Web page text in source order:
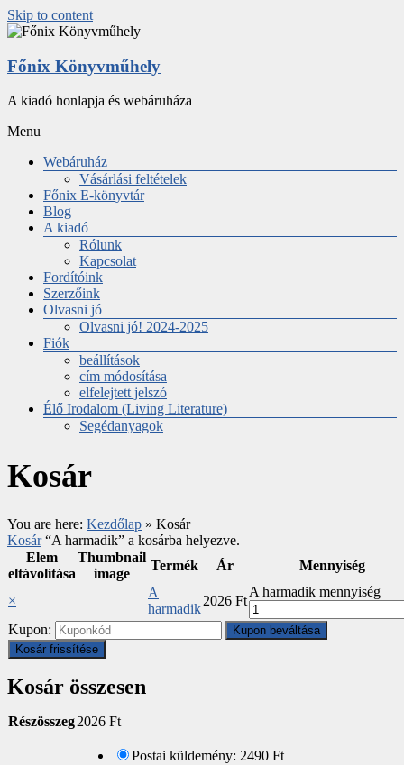
Skip to content
Főnix Könyvműhely
A kiadó honlapja és webáruháza
Menu
Webáruház
Vásárlási feltételek
Főnix E-könyvtár
Blog
A kiadó
Rólunk
Kapcsolat
Fordítóink
Szerzőink
Olvasni jó
Olvasni jó! 2024-2025
Fiók
beállítások
cím módosítása
elfelejtett jelszó
Élő Irodalom (Living Literature)
Segédanyagok
Kosár
You are here: Kezdőlap » Kosár
Kosár“A harmadik” a kosárba helyezve.
Elem
eltávolítása
Thumbnail
image
Termék Ár Mennyiség
×
A
harmadik
2026 Ft
A harmadik mennyiség
Kupon:
Kupon beváltása
Kosár frissítése
Kosár összesen
Részösszeg2026 Ft
Postai küldemény: 2490 Ft